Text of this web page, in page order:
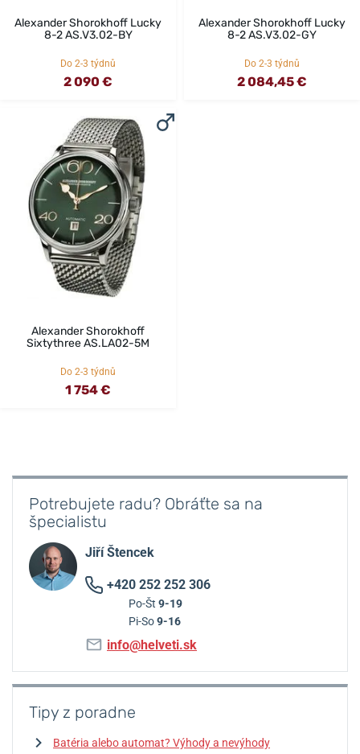
Alexander Shorokhoff Lucky
8-2 AS.V3.02-BY
Do 2-3 týdnů
2 090 €
Alexander Shorokhoff Lucky
8-2 AS.V3.02-GY
Do 2-3 týdnů
2 084,45 €
Alexander Shorokhoff
Sixtythree AS.LA02-5M
Do 2-3 týdnů
1 754 €
Potrebujete radu? Obráťte sa na
špecialistu
Jiří Štencek
+420 252 252 306
Po-Št 9-19
Pi-So9-16
info@helveti.sk
Tipy z poradne
Batéria alebo automat? Výhody a nevýhody